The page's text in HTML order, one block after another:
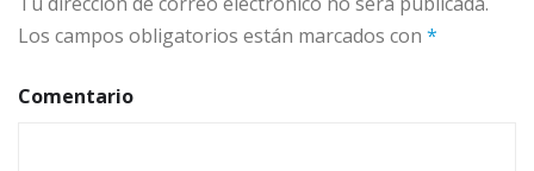
Los campos obligatorios están marcados con *
Comentario